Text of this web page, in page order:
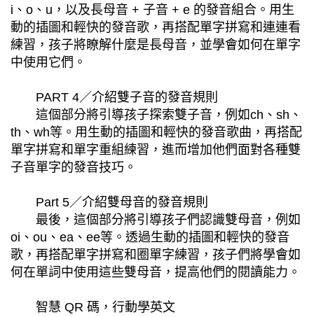
i、o、u，以及長母音 + 子音 + e 的發音組合。用生
動的插圖和輕快的發音歌，再搭配單字拼寫和連連看
練習，孩子將瞭解什麼是長母音，並學會如何在單字
中使用它們。
PART 4／介紹雙子音的發音規則
這個部分將引導孩子探索雙子音，例如ch、sh、
th、wh等。用生動的插圖和輕快的發音歌曲，再搭配
單字拼寫和單字重組練習，進而增加他們面對各種雙
子音單字的發音技巧。
Part 5／介紹雙母音的發音規則
最後，這個部分將引導孩子們認識雙母音，例如
oi、ou、ea、ee等。透過生動的插圖和輕快的發音
歌，再搭配單字拼寫和圈單字練習，孩子們將學會如
何在單詞中使用這些雙母音，提高他們的閱讀能力。
智慧 QR 碼，行動學英文